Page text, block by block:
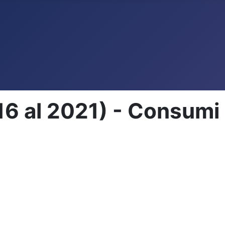
al 2021) -